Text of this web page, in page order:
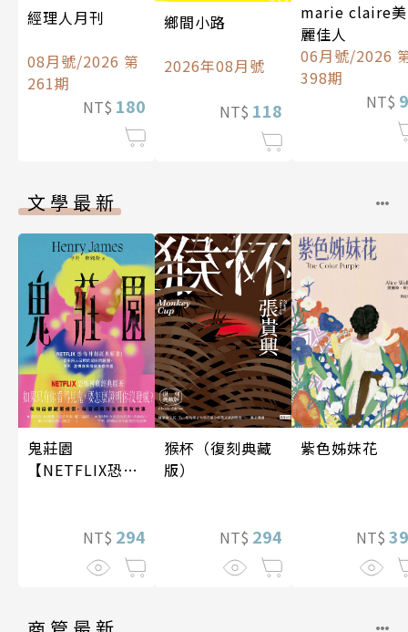
經理人月刊
08月號/2026 第
261期
NT$ 180
鄉間小路
2026年08月號
NT$ 118
marie claire美
麗佳人
06月號/2026
398期
NT$
文學最新
鬼莊園
【NETFLIX恐怖
NT$ 294
猴杯（復刻典藏
版）
NT$ 294
紫色姊妹花
NT$